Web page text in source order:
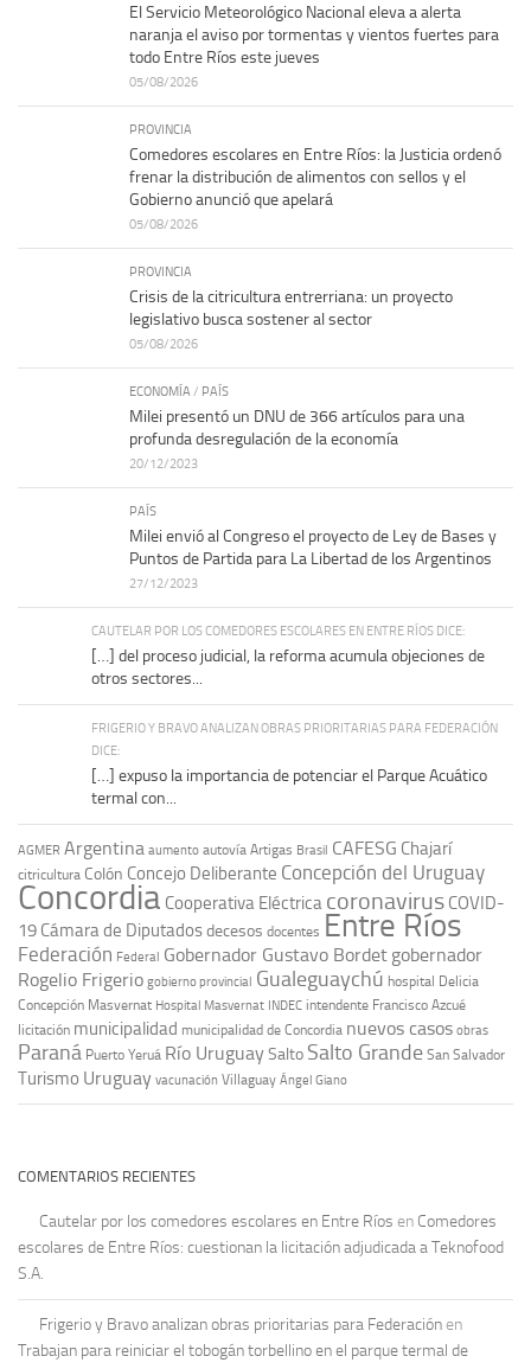
El Servicio Meteorológico Nacional eleva a alerta
naranja el aviso por tormentas y vientos fuertes para
todo Entre Ríos este jueves
05/08/2026
PROVINCIA
Comedores escolares en Entre Ríos: la Justicia ordenó
frenar la distribución de alimentos con sellos y el
Gobierno anunció que apelará
05/08/2026
PROVINCIA
Crisis de la citricultura entrerriana: un proyecto
legislativo busca sostener al sector
05/08/2026
ECONOMÍA / PAÍS
Milei presentó un DNU de 366 artículos para una
profunda desregulación de la economía
20/12/2023
PAÍS
Milei envió al Congreso el proyecto de Ley de Bases y
Puntos de Partida para La Libertad de los Argentinos
27/12/2023
CAUTELAR POR LOS COMEDORES ESCOLARES EN ENTRE RÍOS DICE:
[…] del proceso judicial, la reforma acumula objeciones de
otros sectores...
FRIGERIO Y BRAVO ANALIZAN OBRAS PRIORITARIAS PARA FEDERACIÓN
DICE:
[…] expuso la importancia de potenciar el Parque Acuático
termal con...
AGMER Argentina aumento autovía Artigas Brasil CAFESG Chajarí
citricultura Colón Concejo Deliberante Concepción del Uruguay
Concordia Cooperativa Eléctrica coronavirus COVID-
19 Cámara de Diputadosdecesos docentes Entre Ríos
Federación Federal Gobernador Gustavo Bordet gobernador
Rogelio Frigerio gobierno provincial Gualeguaychú hospital Delicia
Concepción Masvernat Hospital Masvernat INDEC intendente Francisco Azcué
licitación municipalidad municipalidad de Concordia nuevos casos obras
Paraná Puerto Yeruá Río UruguaySalto Salto Grande San Salvador
Turismo Uruguay vacunación Villaguay Ángel Giano
COMENTARIOS RECIENTES
Cautelar por los comedores escolares en Entre Ríos en Comedores
escolares de Entre Ríos: cuestionan la licitación adjudicada a Teknofood
S.A.
Frigerio y Bravo analizan obras prioritarias para Federación en
Trabajan para reiniciar el tobogán torbellino en el parque termal de